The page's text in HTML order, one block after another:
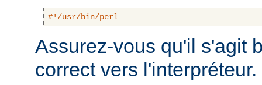
#!/usr/bin/perl
Assurez-vous qu'il s'agit
correct vers l'interpréteur.